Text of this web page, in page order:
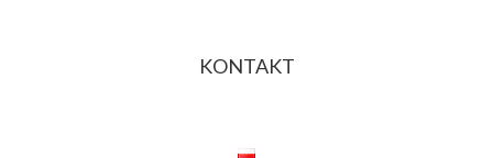
KONTAKT